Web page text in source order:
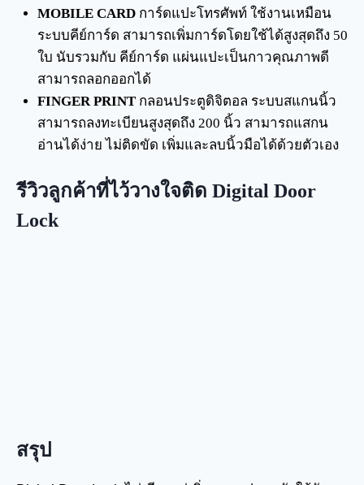
MOBILE CARD การ์ดแปะโทรศัพท์ ใช้งานเหมือน
ระบบคีย์การ์ด สามารถเพิ่มการ์ดโดยใช้ได้สูงสุดถึง 50
ใบ นับรวมกับ คีย์การ์ด แผ่นแปะเป็นกาวคุณภาพดี
สามารถลอกออกได้
FINGER PRINT กลอนประตูดิจิตอล ระบบสแกนนิ้ว
สามารถลงทะเบียนสูงสุดถึง 200 นิ้ว สามารถแสกน
อ่านได้ง่าย ไม่ติดขัด เพิ่มและลบนิ้วมือได้ด้วยตัวเอง
รีวิวลูกค้าที่ไว้วางใจติด Digital Door
Lock
สรุป